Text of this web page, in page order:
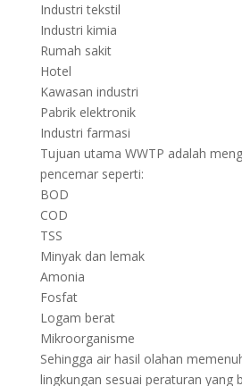
Industri tekstil
Industri kimia
Rumah sakit
Hotel
Kawasan industri
Pabrik elektronik
Industri farmasi
Tujuan utama WWTP adalah
pencemar seperti:
BOD
COD
TSS
Minyak dan lemak
Amonia
Fosfat
Logam berat
Mikroorganisme
Sehingga air hasil olahan
lingkungan sesuai peraturan yang